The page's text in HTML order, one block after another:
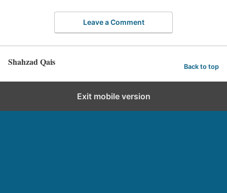
Leave a Comment
Shahzad Qais Back to top
Exit mobile version